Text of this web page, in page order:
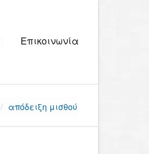
Επικοινωνία
απόδειξη μισθού